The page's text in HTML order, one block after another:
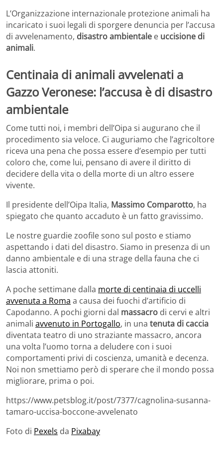
L’Organizzazione internazionale protezione animali ha
incaricato i suoi legali di sporgere denuncia per l’accusa
di avvelenamento, disastro ambientale e uccisione di
animali.
Centinaia di animali avvelenati a
Gazzo Veronese: l’accusa è di disastro
ambientale
Come tutti noi, i membri dell’Oipa si augurano che il
procedimento sia veloce. Ci auguriamo che l’agricoltore
riceva una pena che possa essere d’esempio per tutti
coloro che, come lui, pensano di avere il diritto di
decidere della vita o della morte di un altro essere
vivente.
Il presidente dell’Oipa Italia, Massimo Comparotto, ha
spiegato che quanto accaduto è un fatto gravissimo.
Le nostre guardie zoofile sono sul posto e stiamo
aspettando i dati del disastro. Siamo in presenza di un
danno ambientale e di una strage della fauna che ci
lascia attoniti.
A poche settimane dalla morte di centinaia di uccelli
avvenuta a Roma a causa dei fuochi d’artificio di
Capodanno. A pochi giorni dal massacro di cervi e altri
animali avvenuto in Portogallo, in una tenuta di caccia
diventata teatro di uno straziante massacro, ancora
una volta l’uomo torna a deludere con i suoi
comportamenti privi di coscienza, umanità e decenza.
Noi non smettiamo però di sperare che il mondo possa
migliorare, prima o poi.
https://www.petsblog.it/post/7377/cagnolina-susanna-
tamaro-uccisa-boccone-avvelenato
Foto di Pexels da Pixabay